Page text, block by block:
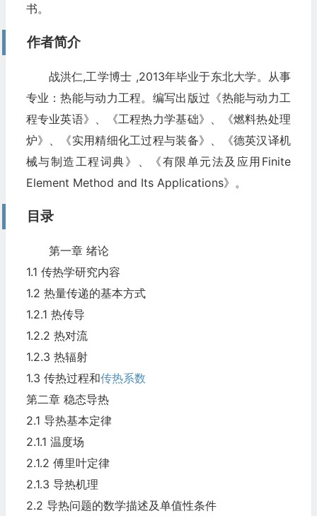
书。
作者简介
战洪仁,工学博士 ,2013年毕业于东北大学。从事
专业：热能与动力工程。编写出版过《热能与动力工
程专业英语》、《工程热力学基础》、《燃料热处理
炉》、《实用精细化工过程与装备》、《德英汉译机
械与制造工程词典》、《有限单元法及应用Finite
Element Method and Its Applications》。
目录
第一章 绪论
1.1 传热学研究内容
1.2 热量传递的基本方式
1.2.1 热传导
1.2.2 热对流
1.2.3 热辐射
1.3 传热过程和传热系数
第二章 稳态导热
2.1 导热基本定律
2.1.1 温度场
2.1.2 傅里叶定律
2.1.3 导热机理
2.2 导热问题的数学描述及单值性条件